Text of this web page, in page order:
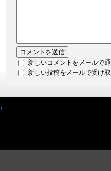
新しいコメントをメールで
新しい投稿をメールで受け